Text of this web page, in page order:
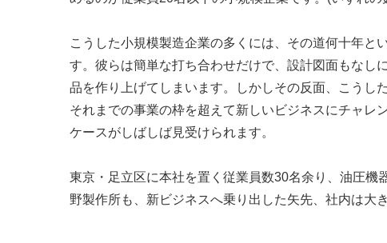
こうした小規模製造企業の多くには、その道何十年と
す。彼らは簡単な打ち合わせだけで、設計図面もなし
品を作り上げてしまいます。しかしその反面、こうし
それまでの事業の枠を超えて新しいビジネスにチャレ
ケースがしばしば見受けられます。
東京・足立区に本社を置く従業員数30名余り、油圧機
野製作所も、新ビジネスへ乗り出した矢先、社内は大